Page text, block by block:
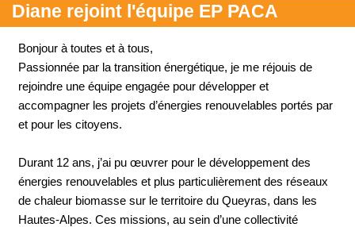
Diane rejoint l'équipe EP PACA
Bonjour à toutes et à tous,
Passionnée par la transition énergétique, je me réjouis de
rejoindre une équipe engagée pour développer et
accompagner les projets d’énergies renouvelables portés par
et pour les citoyens.
Durant 12 ans, j’ai pu œuvrer pour le développement des
énergies renouvelables et plus particulièrement des réseaux
de chaleur biomasse sur le territoire du Queyras, dans les
Hautes-Alpes. Ces missions, au sein d’une collectivité